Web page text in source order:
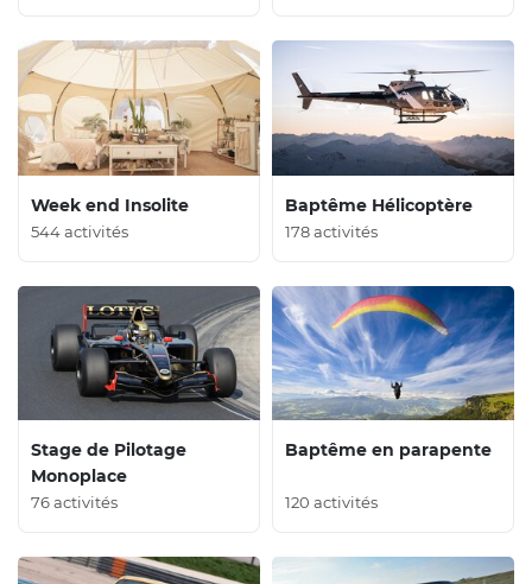
Week end Insolite
544 activités
Baptême Hélicoptère
178 activités
Stage de Pilotage
Monoplace
76 activités
Baptême en parapente
120 activités